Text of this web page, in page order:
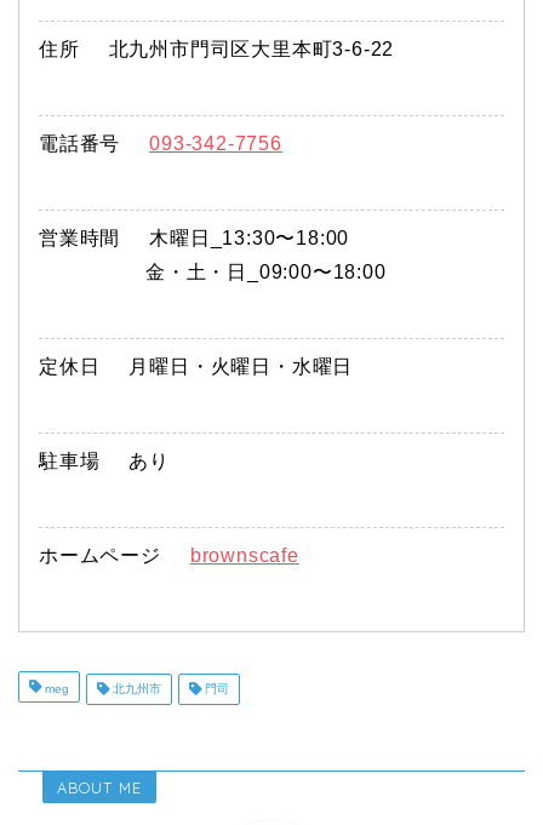
住所 北九州市門司区大里本町3-6-22
電話番号 093-342-7756
営業時間
木曜日_13:30〜18:00
金・土・日_09:00〜18:00
定休日 月曜日・火曜日・水曜日
駐車場 あり
ホームページ brownscafe
meg 北九州市 門司
ABOUT ME